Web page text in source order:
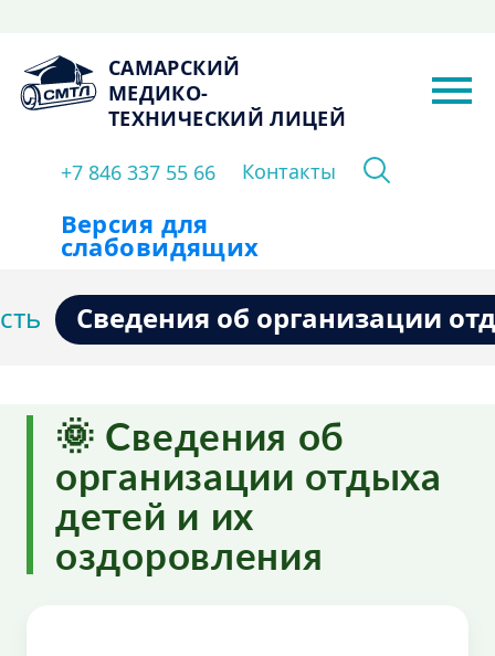
САМАРСКИЙ
МЕДИКО-
ТЕХНИЧЕСКИЙ ЛИЦЕЙ
+7 846 337 55 66 Контакты
Версия для
слабовидящих
Сведения об организации
🌞 Сведения об
организации отдыха
детей и их
оздоровления